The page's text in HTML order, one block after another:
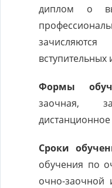
диплом о
вступительных
Формы
заочная,
Сроки
обучения по
очно-